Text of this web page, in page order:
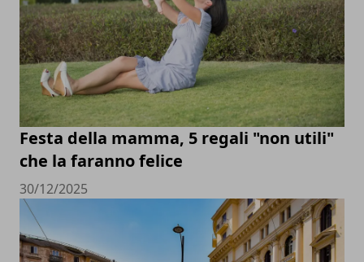
Festa della mamma, 5 regali "non utili"
che la faranno felice
30/12/2025